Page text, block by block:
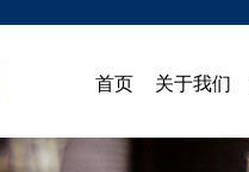
首页 关于我们